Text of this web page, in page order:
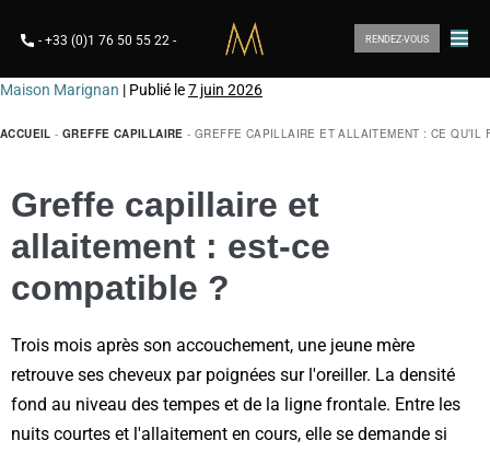
- +33 (0)1 76 50 55 22 - RENDEZ-VOUS
Maison Marignan | Publié le7 juin 2026
ACCUEIL -GREFFE CAPILLAIRE -GREFFE CAPILLAIRE ET ALLAITEMENT : CE QU’IL
Greffe capillaire et
allaitement : est-ce
compatible ?
Trois mois après son accouchement, une jeune mère
retrouve ses cheveux par poignées sur l'oreiller. La densité
fond au niveau des tempes et de la ligne frontale. Entre les
nuits courtes et l'allaitement en cours, elle se demande si